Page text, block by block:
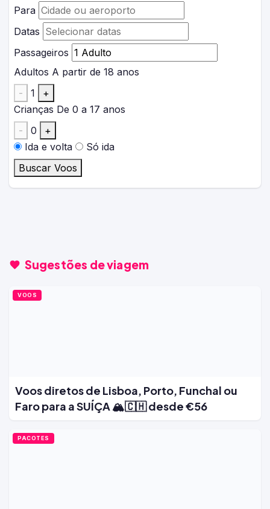
Para
Datas
Passageiros
Adultos A partir de 18 anos
-
1
+
Crianças De 0 a 17 anos
-
0
+
Ida e volta
Só ida
Buscar Voos
Sugestões de viagem
VOOS
Voos diretos de Lisboa, Porto, Funchal ou
Faro para a SUÍÇA 🏔️🇨🇭 desde €56
PACOTES